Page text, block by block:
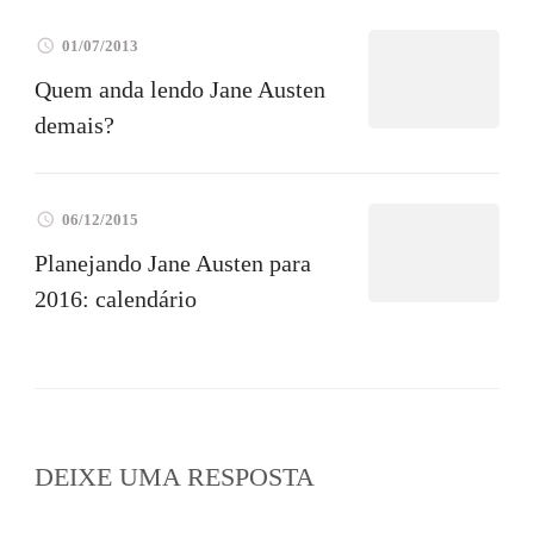
01/07/2013
Quem anda lendo Jane Austen
demais?
06/12/2015
Planejando Jane Austen para
2016: calendário
DEIXE UMA RESPOSTA